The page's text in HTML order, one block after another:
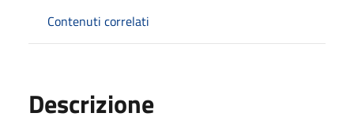
Contenuti correlati
Descrizione